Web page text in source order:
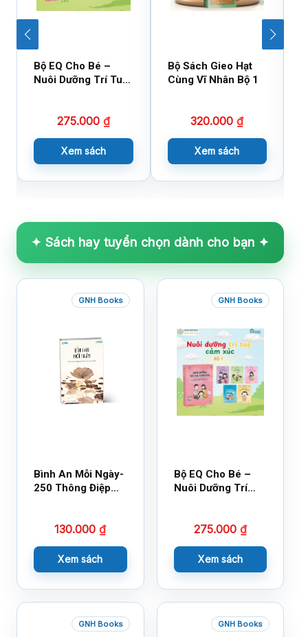
Bộ EQ Cho Bé –
Nuôi Dưỡng Trí Tuệ
275.000 ₫
Xem sách
Bộ Sách Gieo Hạt
Cùng Vĩ Nhân Bộ 1
320.000₫
Xem sách
✦ Sách hay tuyển chọn dành cho bạn ✦
GNH Books
Bình An Mỗi Ngày-
250 Thông Điệp
130.000₫
Xem sách
GNH Books
Bộ EQ Cho Bé –
Nuôi Dưỡng Trí
275.000 ₫
Xem sách
GNH Books GNH Books